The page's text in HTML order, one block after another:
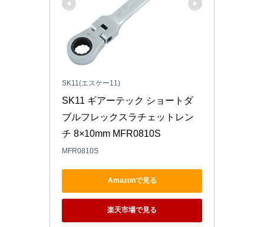
SK11(エスケー11)
SK11 ギアーテック ショートダ
ブルフレックスラチェットレン
チ 8×10mm MFR0810S
MFR0810S
Amazonで見る
楽天市場で見る